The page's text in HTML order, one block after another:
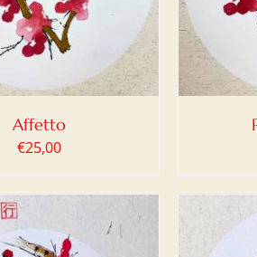
Affetto
€25,00